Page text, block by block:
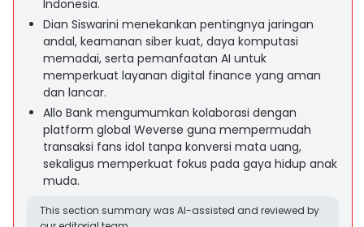
Indonesia.
Dian Siswarini menekankan pentingnya jaringan
andal, keamanan siber kuat, daya komputasi
memadai, serta pemanfaatan AI untuk
memperkuat layanan digital finance yang aman
dan lancar.
Allo Bank mengumumkan kolaborasi dengan
platform global Weverse guna mempermudah
transaksi fans idol tanpa konversi mata uang,
sekaligus memperkuat fokus pada gaya hidup anak
muda.
This section summary was AI-assisted and reviewed by